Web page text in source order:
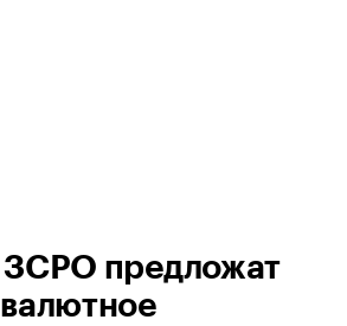
ЗСРО предложат